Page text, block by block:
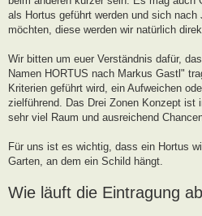
als Hortus geführt werden und sich
möchten, diese werden wir natürlich
Wir bitten um euer Verständnis dafür,
Namen HORTUS nach Markus Gastl"
Kriterien geführt wird, ein Aufweichen
zielführend. Das Drei Zonen Konzept
sehr viel Raum und ausreichend
Für uns ist es wichtig, dass ein Hortus
Garten, an dem ein Schild hängt.
Wie läuft die Eintragung ab